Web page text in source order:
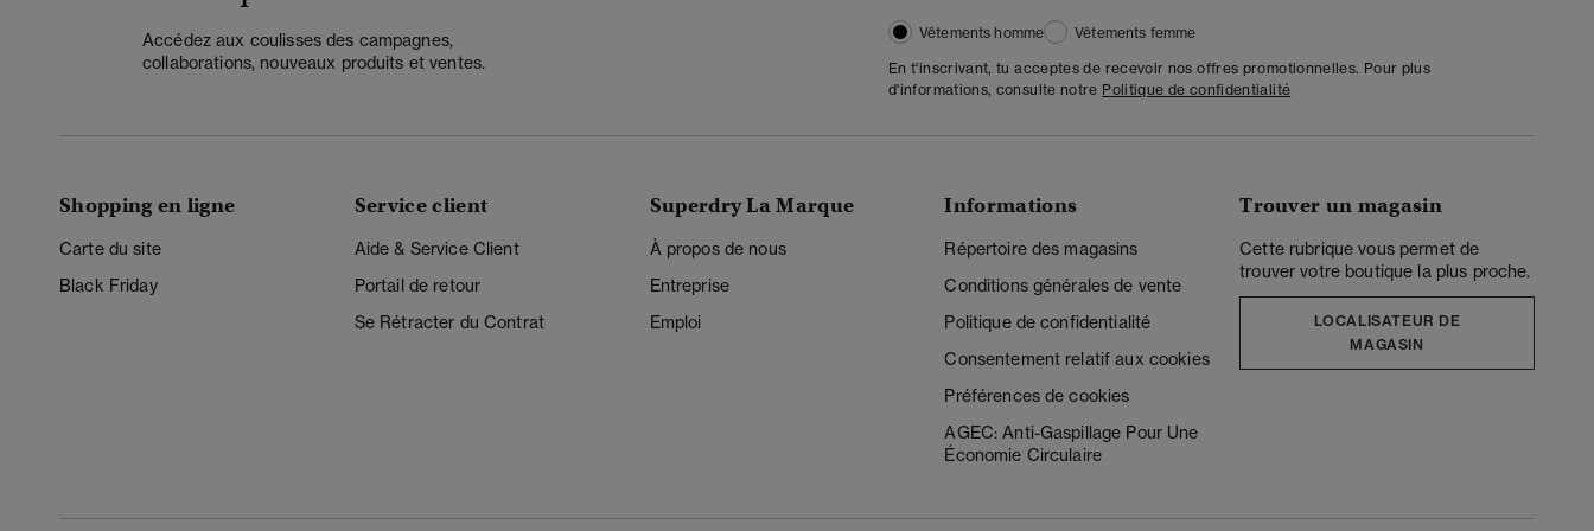
Accédez aux coulisses des campagnes,
collaborations, nouveaux produits et ventes.
Vêtements homme
Vêtements femme
En t'inscrivant, tu acceptes de recevoir nos offres promotionnelles. Pour plus
d'informations, consulte notre Politique de confidentialité
Shopping en ligne
Carte du site
Black Friday
Service client
Aide & Service Client
Portail de retour
Se Rétracter du Contrat
Superdry La Marque
À propos de nous
Entreprise
Emploi
Informations
Répertoire des magasins
Conditions générales de vente
Politique de confidentialité
Consentement relatif aux cookies
Préférences de cookies
AGEC: Anti-Gaspillage Pour Une
Économie Circulaire
Trouver un magasin
Cette rubrique vous permet de
trouver votre boutique la plus proche.
LOCALISATEUR DE
MAGASIN